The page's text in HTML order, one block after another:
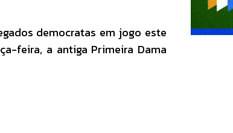
democratas em jogo este
feira, a antiga Primeira Dama